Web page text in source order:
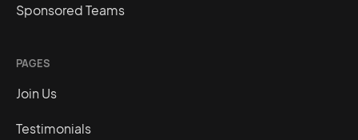
Sponsored Teams
PAGES
Join Us
Testimonials